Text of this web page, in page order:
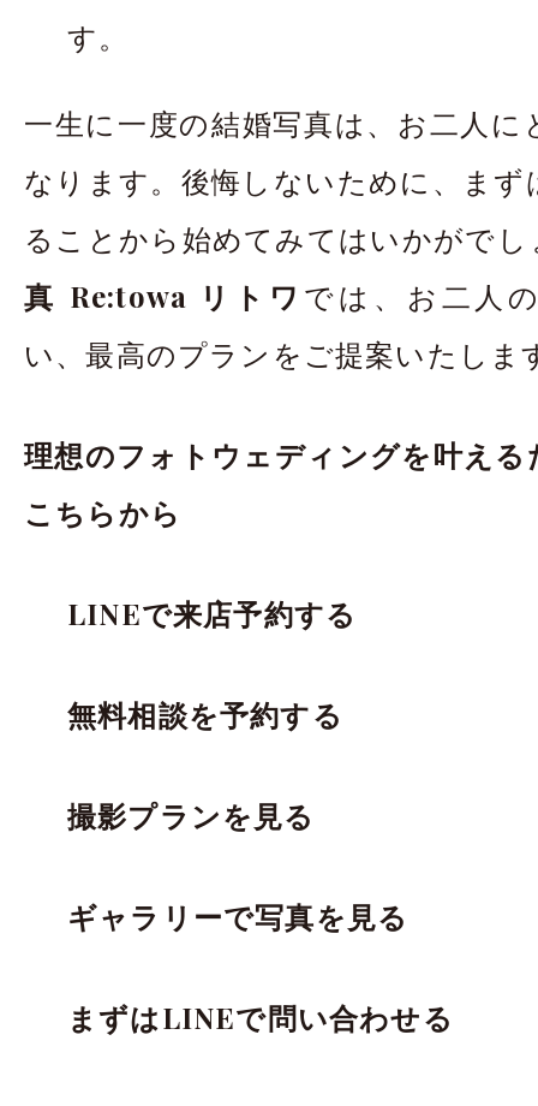
太田店
太田店
す。
一生に一度の結婚写真は、お二人に
なります。後悔しないために、まず
ることから始めてみてはいかがでし
真 Re:towa リトワ では、お二人
い、最高のプランをご提案いたしま
理想のフォトウェディングを叶える
こちらから
LINEで来店予約する
無料相談を予約する
撮影プランを見る
ギャラリーで写真を見る
まずはLINEで問い合わせる